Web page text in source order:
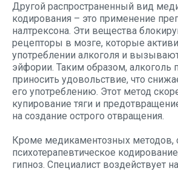
Другой распространенный вид
кодирования – это применение
налтрексона. Эти вещества
рецепторы в мозге, которые
употреблении алкоголя и
эйфории. Таким образом, алкоголь
приносить удовольствие, что
его употреблению. Этот метод
купирование тяги и
на создание острого отвращения.
Кроме медикаментозных методов,
психотерапевтическое
гипноз. Специалист воздействует